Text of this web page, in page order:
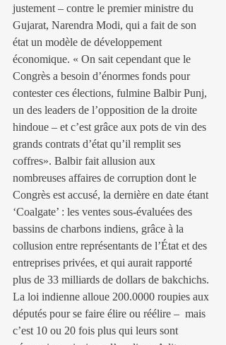
justement – contre le premier ministre du
Gujarat, Narendra Modi, qui a fait de son
état un modèle de développement
économique. « On sait cependant que le
Congrès a besoin d’énormes fonds pour
contester ces élections, fulmine Balbir Punj,
un des leaders de l’opposition de la droite
hindoue – et c’est grâce aux pots de vin des
grands contrats d’état qu’il remplit ses
coffres». Balbir fait allusion aux
nombreuses affaires de corruption dont le
Congrès est accusé, la dernière en date étant
‘Coalgate’ : les ventes sous-évaluées des
bassins de charbons indiens, grâce à la
collusion entre représentants de l’État et des
entreprises privées, et qui aurait rapporté
plus de 33 milliards de dollars de bakchichs.
La loi indienne alloue 200.0000 roupies aux
députés pour se faire élire ou réélire –  mais
c’est 10 ou 20 fois plus qui leurs sont